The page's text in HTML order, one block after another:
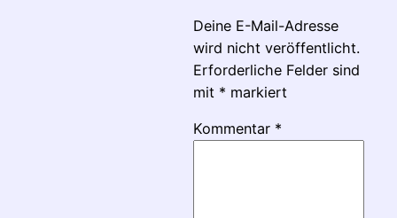
Deine E-Mail-Adresse
wird nicht veröffentlicht.
Erforderliche Felder sind
mit * markiert
Kommentar *